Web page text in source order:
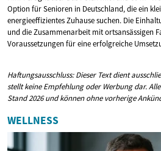
Option für Senioren in Deutschland, die ein
energieeffizientes Zuhause suchen. Die
und die Zusammenarbeit mit ortsansässigen
Voraussetzungen für eine erfolgreiche
Haftungsausschluss: Dieser Text dient
stellt keine Empfehlung oder Werbung dar.
Stand 2026 und können ohne vorherige
WELLNESS